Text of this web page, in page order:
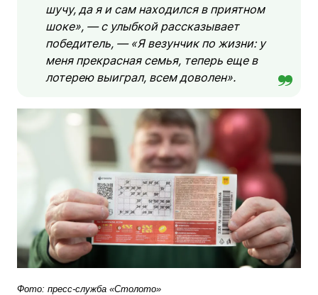
шучу, да я и сам находился в приятном
шоке», — с улыбкой рассказывает
победитель, — «Я везунчик по жизни: у
меня прекрасная семья, теперь еще в
лотерею выиграл, всем доволен».
Фото: пресс-служба «Столото»